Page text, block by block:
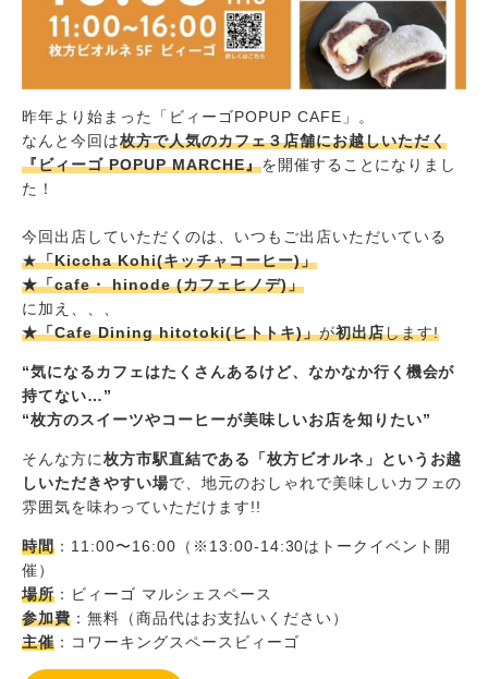
昨年より始まった「ビィーゴPOPUP CAFE」。
なんと今回は枚方で人気のカフェ３店舗にお越しいただく
『ビィーゴ POPUP MARCHE』を開催することになりまし
た！
今回出店していただくのは、いつもご出店いただいている
★「Kiccha Kohi(キッチャコーヒー)」
★「cafe・ hinode (カフェヒノデ)」
に加え、、、
★「Cafe Dining hitotoki(ヒトトキ)」が初出店します!
“気になるカフェはたくさんあるけど、なかなか行く機会が
持てない…”
“枚方のスイーツやコーヒーが美味しいお店を知りたい”
そんな方に枚方市駅直結である「枚方ビオルネ」というお越
しいただきやすい場で、地元のおしゃれで美味しいカフェの
雰囲気を味わっていただけます!!
時間：11:00〜16:00（※13:00-14:30はトークイベント開
催）
場所：ビィーゴ マルシェスペース
参加費：無料（商品代はお支払いください）
主催：コワーキングスペースビィーゴ